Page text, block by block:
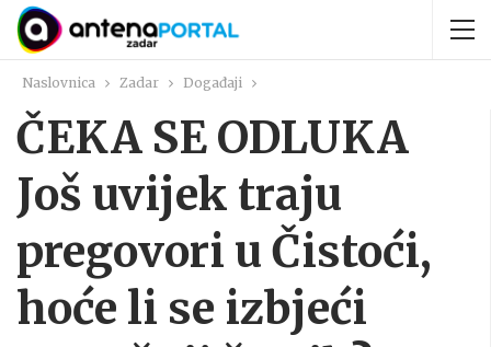
Naslovnica Zadar Događaji
ČEKA SE ODLUKA
Još uvijek traju
pregovori u Čistoći,
hoće li se izbjeći